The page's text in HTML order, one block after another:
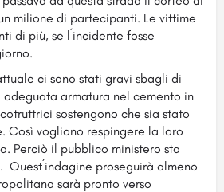
milione di partecipanti. Le vittime
di più, se l´incidente fosse
ci sono stati gravi sbagli di
adeguata armatura nel cemento in
sostengono che sia stato
Così vogliono respingere la loro
Perciò il pubblico ministero sta
proseguirà almeno
sarà pronto verso